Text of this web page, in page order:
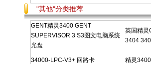
"其他"分类推荐
GENT精灵3400 GENT
SUPERVISOR 3 S3图文电脑系统
光盘
英国精灵
3404
34000-LPC-V3+ 回路卡 精灵